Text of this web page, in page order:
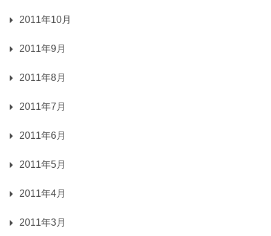
2011年10月
2011年9月
2011年8月
2011年7月
2011年6月
2011年5月
2011年4月
2011年3月